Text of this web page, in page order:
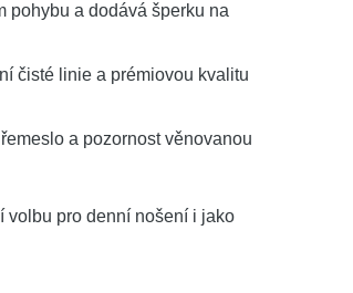
pohybu a dodává šperku na
čisté linie a prémiovou kvalitu
a pozornost věnovanou
volbu pro denní nošení i jako